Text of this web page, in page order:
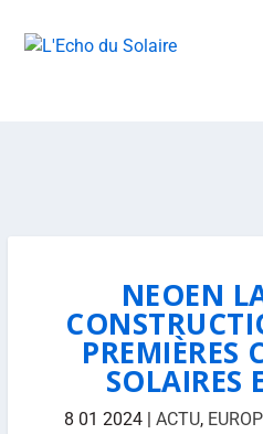
NEOEN
PREMIÈRES
SOLAIRES
8 01 2024| ACTU,